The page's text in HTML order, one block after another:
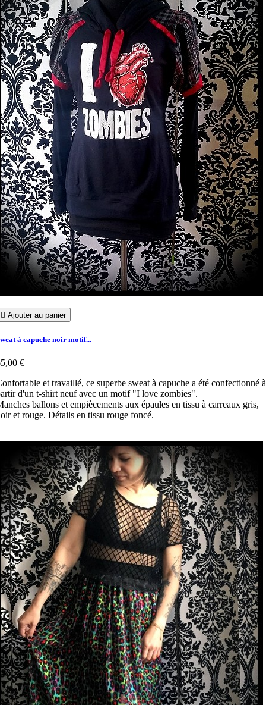
 Ajouter au panier
à capuche noir motif...
€
et travaillé, ce superbe sweat à capuche a été confectionné à
d'un t-shirt neuf avec un motif "I love zombies".
ballons et empiècements aux épaules en tissu à carreaux gris,
et rouge. Détails en tissu rouge foncé.